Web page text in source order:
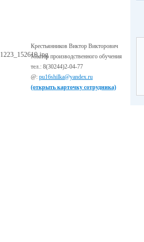
Крестьянников Виктор Викторович
Мастер производственного обучения
тел.: 8(30244)2-04-77
@: pu16shilka@yandex.ru
(открыть карточку сотрудника)